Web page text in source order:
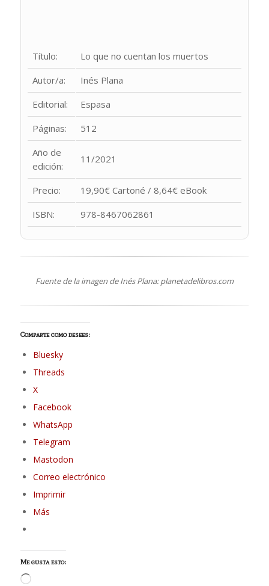
Título:
Lo que no cuentan los muertos
Autor/a:
Inés Plana
Editorial:
Espasa
Páginas:
512
Año de
edición:
11/2021
Precio:
19,90€ Cartoné / 8,64€ eBook
ISBN:
978-8467062861
Fuente de la imagen de Inés Plana: planetadelibros.com
Comparte como desees:
Bluesky
Threads
X
Facebook
WhatsApp
Telegram
Mastodon
Correo electrónico
Imprimir
Más
Me gusta esto:
Cargando...